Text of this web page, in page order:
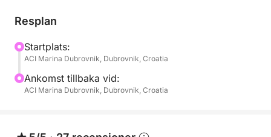
för sitt kristallklara vatten, gömda grottor och
uppfriskande dopp eller helt enkelt njuta av den
fantastiska kustutsikten.
Turen fortsätter sedan till ön Lopud, känd för sina
sällsynta sandstränderna i Dubrovnik-området, där
Resplan
Startplats:
ACI Marina Dubrovnik, Dubrovnik, Croatia
Ankomst tillbaka vid:
ACI Marina Dubrovnik, Dubrovnik, Croatia